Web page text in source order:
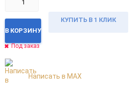
В КОРЗИНУ
КУПИТЬ В 1 КЛИК
Под заказ
Написать в MAX